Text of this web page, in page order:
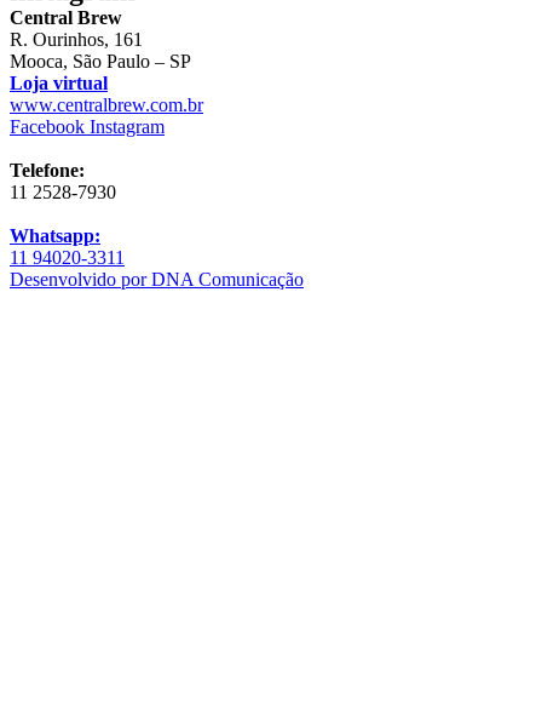
Central Brew
R. Ourinhos, 161
Mooca, São Paulo – SP
Loja virtual
www.centralbrew.com.br
Facebook Instagram
Telefone:
11 2528-7930
Whatsapp:
11 94020-3311
Desenvolvido por DNA Comunicação